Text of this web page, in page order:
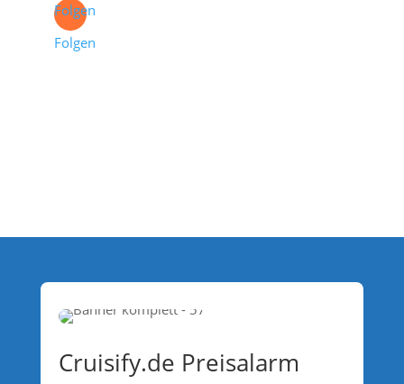
Folgen
Folgen
Cruisify.de Preisalarm